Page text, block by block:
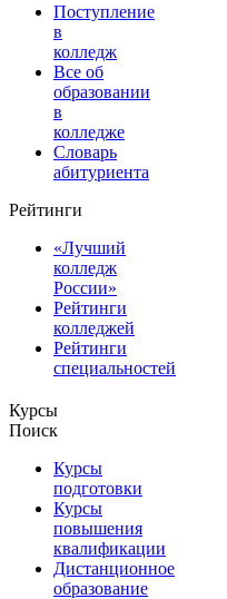
Поступление
в
колледж
Все об
образовании
в
колледже
Словарь
абитуриента
Рейтинги
«Лучший
колледж
России»
Рейтинги
колледжей
Рейтинги
специальностей
Курсы
Поиск
Курсы
подготовки
Курсы
повышения
квалификации
Дистанционное
образование